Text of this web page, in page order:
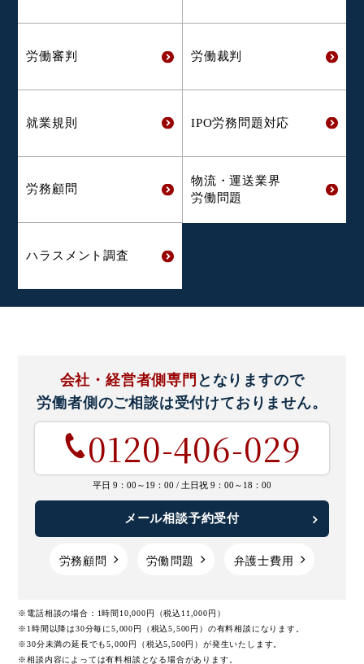
労働審判 労働裁判
就業規則 IPO労務問題対応
労務顧問
物流・運送業界
労働問題
ハラスメント調査
会社・経営者側専門 となりますので
労働者側のご相談は受付けておりません。
0120-406-029
平日 9：00～19：00 / 土日祝 9：00～18：00
メール相談予約受付
労務顧問 労働問題 弁護士費用
※電話相談の場合：1時間10,000円（税込11,000円）
※1時間以降は30分毎に5,000円（税込5,500円）の有料相談になります。
※30分未満の延長でも5,000円（税込5,500円）が発生いたします。
※相談内容によっては有料相談となる場合があります。